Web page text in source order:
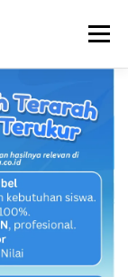
Menu
ALUMNI